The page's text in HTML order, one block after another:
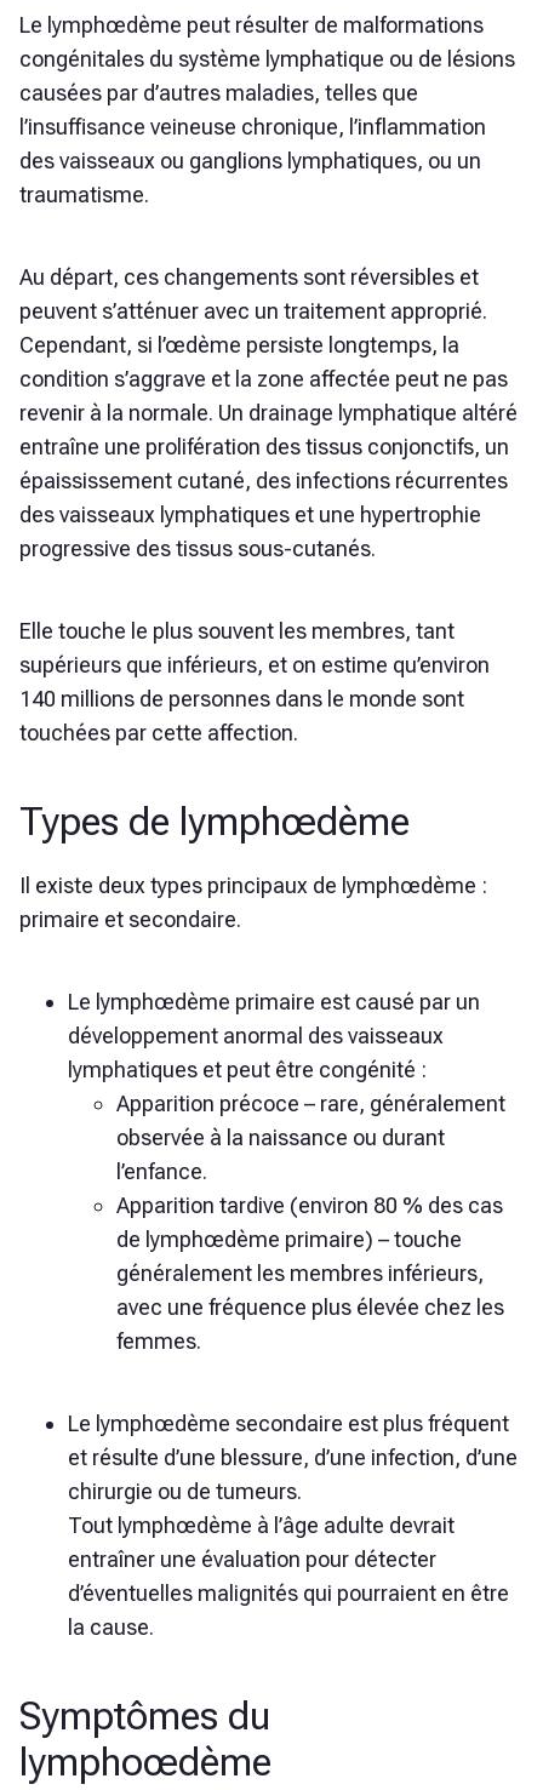
Le lymphœdème peut résulter de malformations
congénitales du système lymphatique ou de lésions
causées par d’autres maladies, telles que
l’insuffisance veineuse chronique, l’inflammation
des vaisseaux ou ganglions lymphatiques, ou un
traumatisme.
Au départ, ces changements sont réversibles et
peuvent s’atténuer avec un traitement approprié.
Cependant, si l’œdème persiste longtemps, la
condition s’aggrave et la zone affectée peut ne pas
revenir à la normale. Un drainage lymphatique altéré
entraîne une prolifération des tissus conjonctifs, un
épaississement cutané, des infections récurrentes
des vaisseaux lymphatiques et une hypertrophie
progressive des tissus sous-cutanés.
Elle touche le plus souvent les membres, tant
supérieurs que inférieurs, et on estime qu’environ
140 millions de personnes dans le monde sont
touchées par cette affection.
Types de lymphœdème
Il existe deux types principaux de lymphœdème :
primaire et secondaire.
Le lymphœdème primaire est causé par un
développement anormal des vaisseaux
lymphatiques et peut être congénité :
Apparition précoce – rare, généralement
observée à la naissance ou durant
l’enfance.
Apparition tardive (environ 80 % des cas
de lymphœdème primaire) – touche
généralement les membres inférieurs,
avec une fréquence plus élevée chez les
femmes.
Le lymphœdème secondaire est plus fréquent
et résulte d’une blessure, d’une infection, d’une
chirurgie ou de tumeurs.
Tout lymphœdème à l’âge adulte devrait
entraîner une évaluation pour détecter
d’éventuelles malignités qui pourraient en être
la cause.
Symptômes du
lymphoœdème